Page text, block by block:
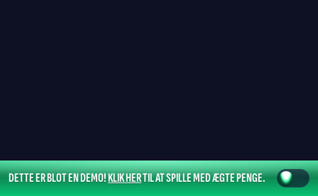
DETTE ER BLOT EN DEMO!KLIK HERTIL AT SPILLE MED ÆGTE PENGE.